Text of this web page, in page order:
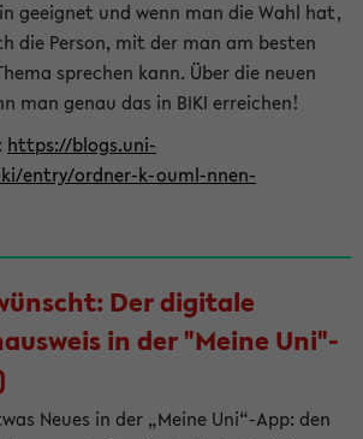
geeignet und wenn man die Wahl hat,
die Person, mit der man am besten
sprechen kann. Über die neuen
man genau das in BIKI erreichen!
https://blogs.uni-
entry/ordner-k-ouml-nnen-
Der digitale
in der "Meine Uni"-
Neues in der „Meine Uni“-App: den